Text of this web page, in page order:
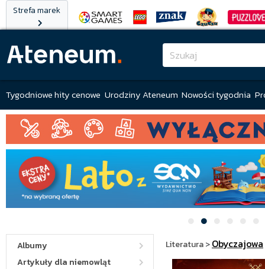
Strefa marek
Tygodniowe hity cenowe Urodziny Ateneum Nowości tygodnia
Albumy
Artykuły dla niemowląt
Literatura>Obyczajowa